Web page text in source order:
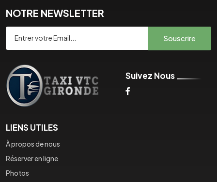
NOTRE NEWSLETTER
Souscrire
Suivez Nous
LIENS UTILES
À propos de nous
Réserver en ligne
Photos